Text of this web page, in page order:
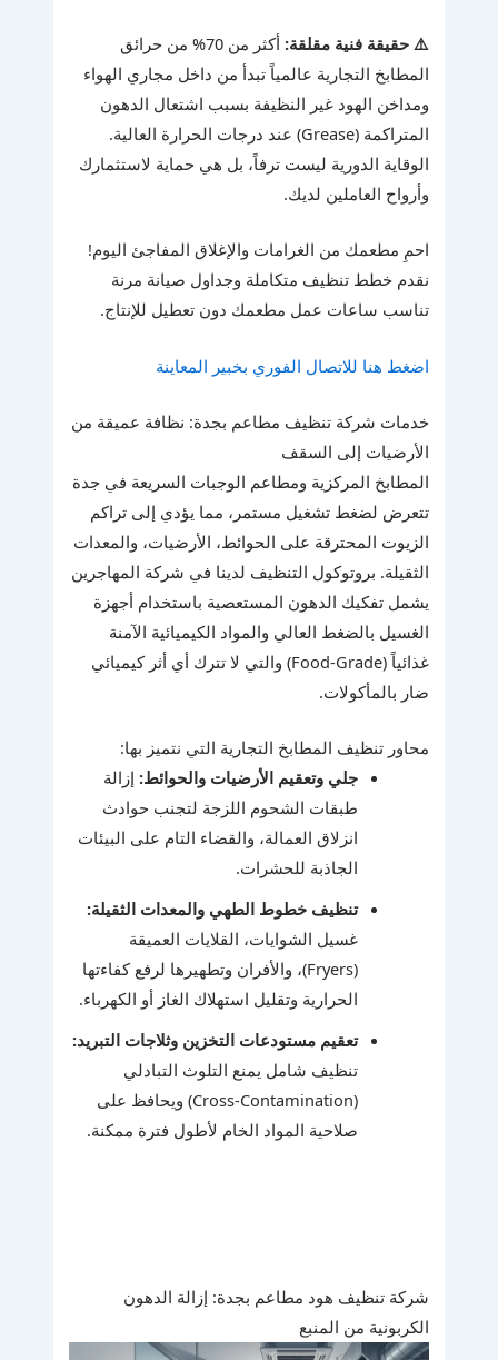
⚠️ حقيقة فنية مقلقة:
أكثر من 70% من حرائق
المطابخ التجارية عالمياً تبدأ من داخل مجاري الهواء
ومداخن الهود غير النظيفة بسبب اشتعال الدهون
المتراكمة (Grease) عند درجات الحرارة العالية.
الوقاية الدورية ليست ترفاً، بل هي حماية لاستثمارك
وأرواح العاملين لديك.
احمِ مطعمك من الغرامات والإغلاق المفاجئ اليوم!
نقدم خطط تنظيف متكاملة وجداول صيانة مرنة
تناسب ساعات عمل مطعمك دون تعطيل للإنتاج.
اضغط هنا للاتصال الفوري بخبير المعاينة
خدمات شركة تنظيف مطاعم بجدة: نظافة عميقة من
الأرضيات إلى السقف
المطابخ المركزية ومطاعم الوجبات السريعة في جدة
تتعرض لضغط تشغيل مستمر، مما يؤدي إلى تراكم
الزيوت المحترقة على الحوائط، الأرضيات، والمعدات
الثقيلة. بروتوكول التنظيف لدينا في شركة المهاجرين
يشمل تفكيك الدهون المستعصية باستخدام أجهزة
الغسيل بالضغط العالي والمواد الكيميائية الآمنة
غذائياً (Food-Grade) والتي لا تترك أي أثر كيميائي
ضار بالمأكولات.
محاور تنظيف المطابخ التجارية التي نتميز بها:
جلي وتعقيم الأرضيات والحوائط: إزالة
طبقات الشحوم اللزجة لتجنب حوادث
انزلاق العمالة، والقضاء التام على البيئات
الجاذبة للحشرات.
تنظيف خطوط الطهي والمعدات الثقيلة:
غسيل الشوايات، القلايات العميقة
(Fryers)، والأفران وتطهيرها لرفع كفاءتها
الحرارية وتقليل استهلاك الغاز أو الكهرباء.
تعقيم مستودعات التخزين وثلاجات التبريد:
تنظيف شامل يمنع التلوث التبادلي
(Cross-Contamination) ويحافظ على
صلاحية المواد الخام لأطول فترة ممكنة.
شركة تنظيف هود مطاعم بجدة: إزالة الدهون
الكربونية من المنبع